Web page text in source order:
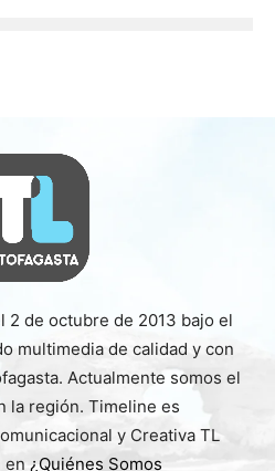
2 de octubre de 2013 bajo el
multimedia de calidad y con
Actualmente somos el
la región. Timeline es
y Creativa TL
en ¿Quiénes Somos